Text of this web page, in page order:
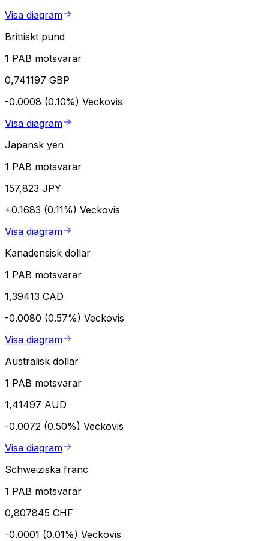
Visa diagram
Brittiskt pund
1 PAB motsvarar
0,741197 GBP
-0.0008 (0.10%) Veckovis
Visa diagram
Japansk yen
1 PAB motsvarar
157,823 JPY
+0.1683 (0.11%) Veckovis
Visa diagram
Kanadensisk dollar
1 PAB motsvarar
1,39413 CAD
-0.0080 (0.57%) Veckovis
Visa diagram
Australisk dollar
1 PAB motsvarar
1,41497 AUD
-0.0072 (0.50%) Veckovis
Visa diagram
Schweiziska franc
1 PAB motsvarar
0,807845 CHF
-0.0001 (0.01%) Veckovis